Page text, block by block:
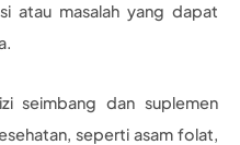
atau masalah yang dapat
seimbang dan suplemen
seperti asam folat,